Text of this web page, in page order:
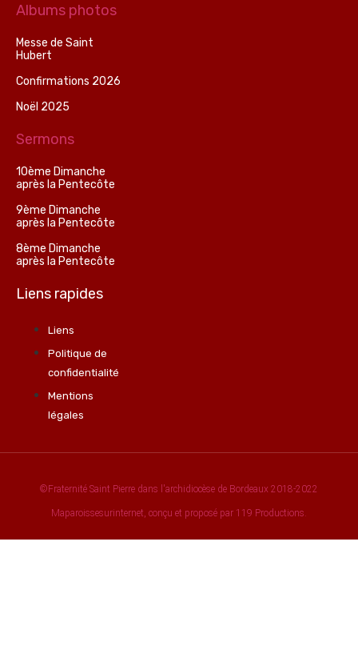
Albums photos
Messe de Saint
Hubert
Confirmations 2026
Noël 2025
Sermons
10ème Dimanche
après la Pentecôte
9ème Dimanche
après la Pentecôte
8ème Dimanche
après la Pentecôte
Liens rapides
Liens
Politique de
confidentialité
Mentions
légales
©Fraternité Saint Pierre dans l'archidiocèse de Bordeaux 2018-2022
Maparoissesurinternet, conçu et proposé par 119 Productions.